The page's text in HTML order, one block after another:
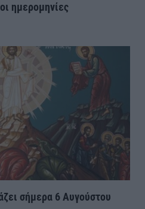
ημερομηνίες
σήμερα 6 Αυγούστου